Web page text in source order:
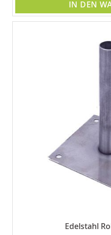
IN DEN
Edelstahl